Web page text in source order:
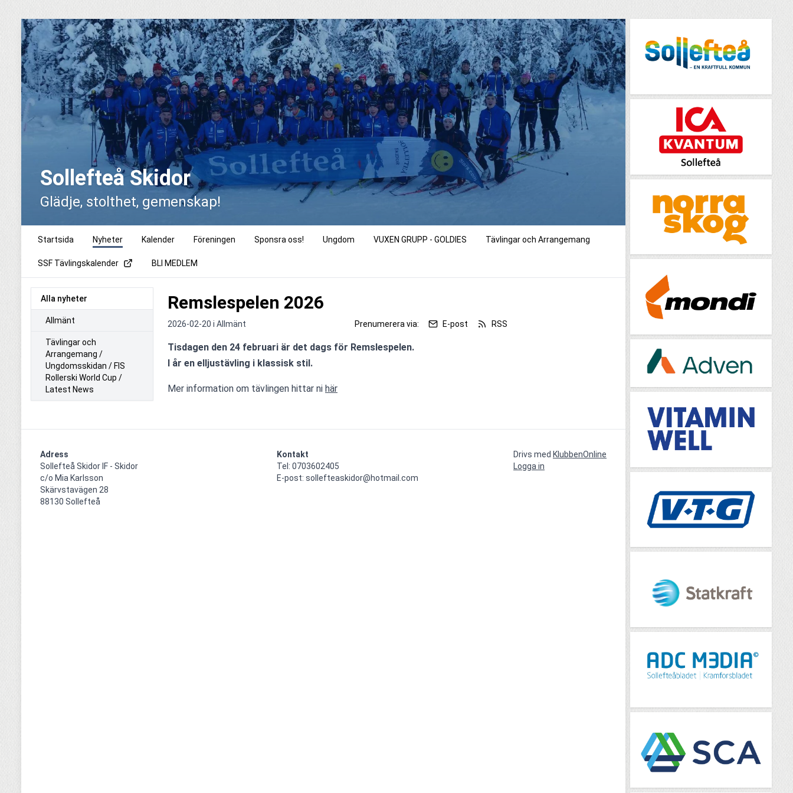
Sollefteå Skidor
Glädje, stolthet, gemenskap!
Startsida Nyheter Kalender Föreningen Sponsra oss! Ungdom VUXEN GRUPP - GOLDIES Tävlingar och Arrangemang
SSF Tävlingskalender BLI MEDLEM
Alla nyheter
Allmänt
Tävlingar och
Arrangemang /
Ungdomsskidan / FIS
Rollerski World Cup /
Latest News
Remslespelen 2026
2026-02-20 i Allmänt Prenumerera via: E-post RSS
Tisdagen den 24 februari är det dags för Remslespelen.
I år en elljustävling i klassisk stil.
Mer information om tävlingen hittar ni här
Adress
Sollefteå Skidor IF - Skidor
c/o Mia Karlsson
Skärvstavägen 28
88130 Sollefteå
Kontakt
Tel: 0703602405
E-post: sollefteaskidor@hotmail.com
Drivs med KlubbenOnline
Logga in